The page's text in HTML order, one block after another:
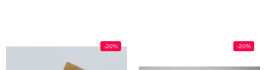
-20% -20%